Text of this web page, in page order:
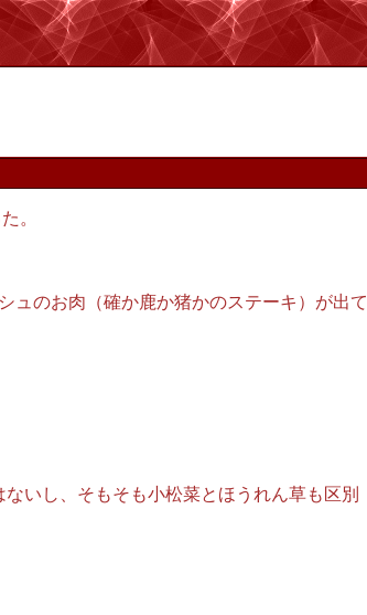
。
ュのお肉（確か鹿か猪かのステーキ）が出て
いし、そもそも小松菜とほうれん草も区別